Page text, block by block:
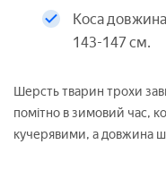
Коса
143-147 см.
Шерсть тварин трохи
помітно в зимовий час,
кучерявими, а довжина